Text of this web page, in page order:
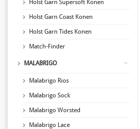
Holst Garn Supersoft Konen
Holst Garn Coast Konen
Holst Garn Tides Konen
Match-Finder
MALABRIGO
Malabrigo Rios
Malabrigo Sock
Malabrigo Worsted
Malabrigo Lace